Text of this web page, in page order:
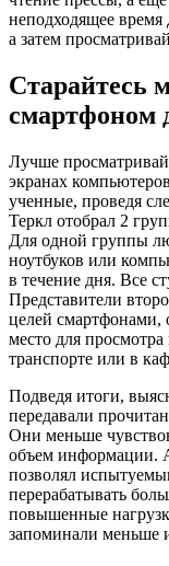
неподходящее время
а затем
Старайтесь
смартфоном
Лучше
экранах
ученные, проведя
Теркл отобрал 2
Для одной группы
ноутбуков или
в течение дня. Все
Представители
целей смартфонами,
место для
транспорте или в
Подведя итоги,
передавали
Они меньше
объем информации.
позволял
перерабатывать
повышенные
запоминали меньше